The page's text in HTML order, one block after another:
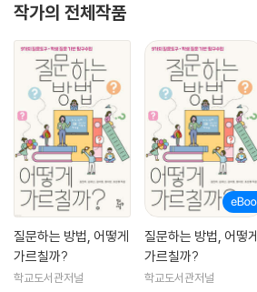
작가의 전체작품
질문하는 방법, 어떻게
가르칠까?
학교도서관저널
질문하는 방법, 어떻게
가르칠까?
학교도서관저널